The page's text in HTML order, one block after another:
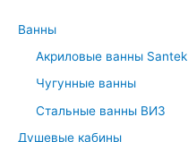
h
:
Ванны
Акриловые ванны Santek
Чугунные ванны
Стальные ванны ВИЗ
Душевые кабины